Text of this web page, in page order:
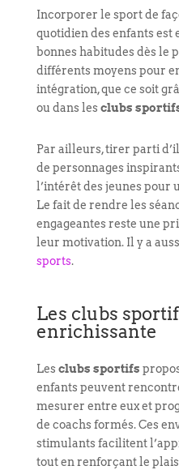
Incorporer le sport de
quotidien des enfants
bonnes habitudes dès le
différents moyens pour
intégration, que ce soit
ou dans lesclubs
Par ailleurs, tirer parti
de personnages
l’intérêt des jeunes
Le fait de rendre les
engageantes reste une
leur motivation. Il y a
sports.
Les clubs
enrichissante
Lesclubs sportifs
enfants peuvent
mesurer entre eux et
de coachs formés. Ces
stimulants facilitent
tout en renforçant le